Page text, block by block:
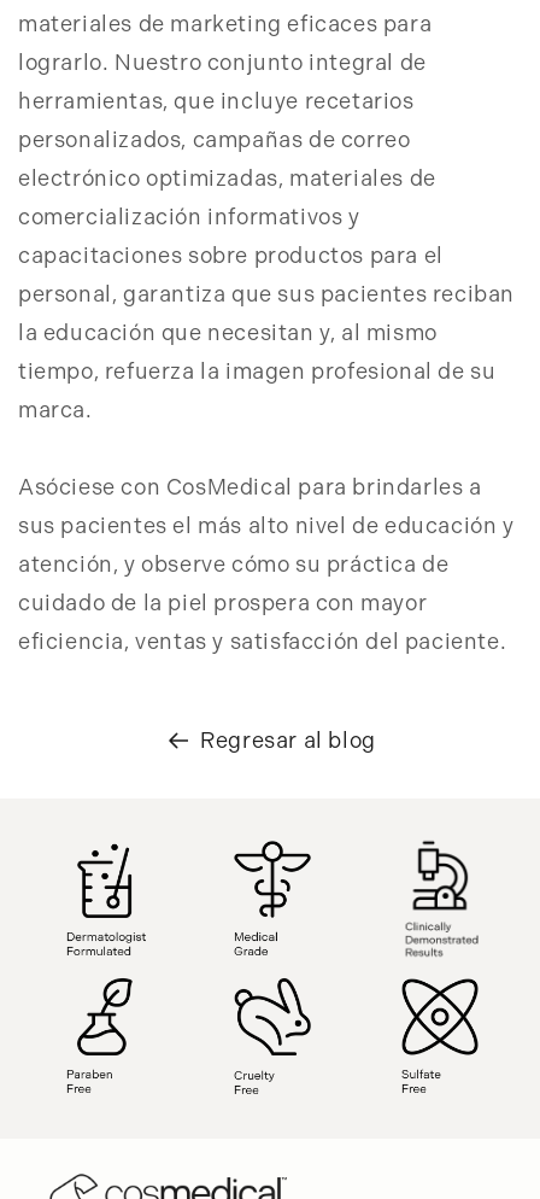
materiales de marketing eficaces para
lograrlo. Nuestro conjunto integral de
herramientas, que incluye recetarios
personalizados, campañas de correo
electrónico optimizadas, materiales de
comercialización informativos y
capacitaciones sobre productos para el
personal, garantiza que sus pacientes reciban
la educación que necesitan y, al mismo
tiempo, refuerza la imagen profesional de su
marca.
Asóciese con CosMedical para brindarles a
sus pacientes el más alto nivel de educación y
atención, y observe cómo su práctica de
cuidado de la piel prospera con mayor
eficiencia, ventas y satisfacción del paciente.
Regresar al blog